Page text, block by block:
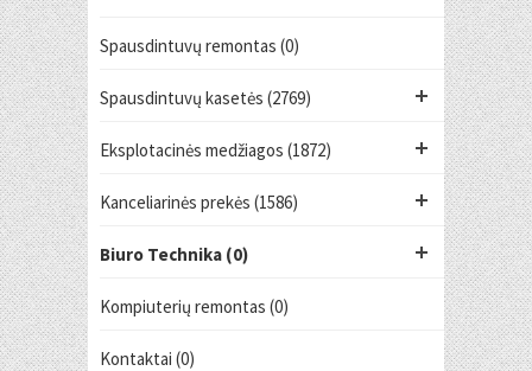
Spausdintuvų remontas (0)
Spausdintuvų kasetės (2769)
Eksplotacinės medžiagos (1872)
Kanceliarinės prekės (1586)
Biuro Technika (0)
Kompiuterių remontas (0)
Kontaktai (0)